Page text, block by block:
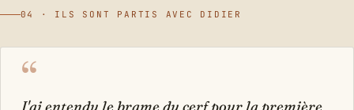
04 · ILS SONT PARTIS AVEC DIDIER
“